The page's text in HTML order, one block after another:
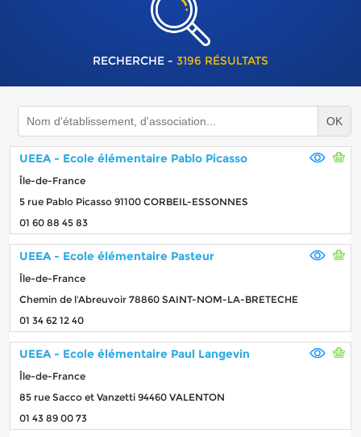
RECHERCHE - 3196 RÉSULTATS
OK
UEEA - Ecole élémentaire Pablo Picasso
Île-de-France
5 rue Pablo Picasso 91100 CORBEIL-ESSONNES
01 60 88 45 83
UEEA - Ecole élémentaire Pasteur
Île-de-France
Chemin de l'Abreuvoir 78860 SAINT-NOM-LA-BRETECHE
01 34 62 12 40
UEEA - Ecole élémentaire Paul Langevin
Île-de-France
85 rue Sacco et Vanzetti 94460 VALENTON
01 43 89 00 73